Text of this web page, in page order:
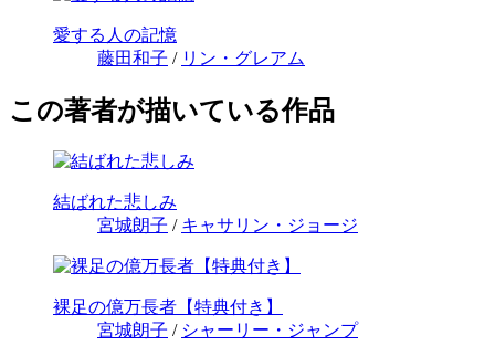
愛する人の記憶
藤田和子 / リン・グレアム
この著者が描いている作品
結ばれた悲しみ
宮城朗子 / キャサリン・ジョージ
裸足の億万長者【特典付き】
宮城朗子 / シャーリー・ジャンプ